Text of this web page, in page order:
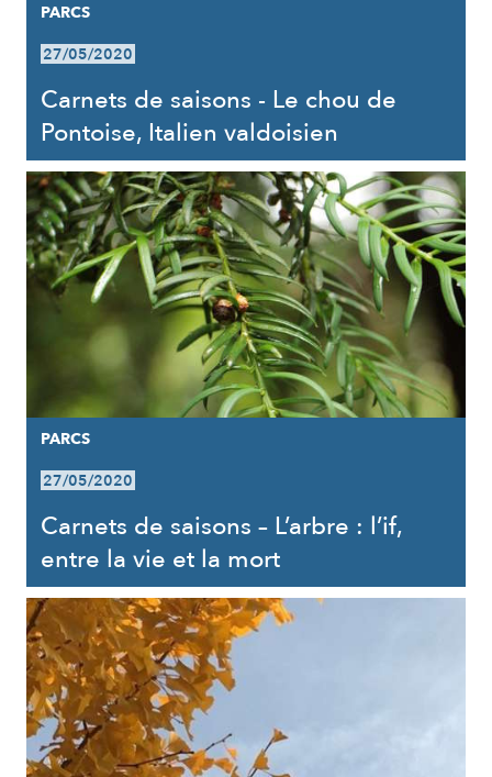
PARCS
27/05/2020
Carnets de saisons - Le chou de
Pontoise, Italien valdoisien
PARCS
27/05/2020
Carnets de saisons – L’arbre : l’if,
entre la vie et la mort